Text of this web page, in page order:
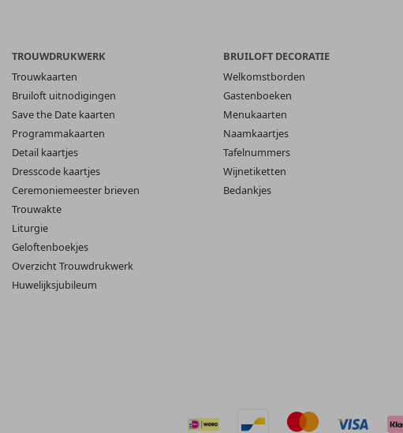
TROUWDRUKWERK
Trouwkaarten
Bruiloft uitnodigingen
Save the Date kaarten
Programmakaarten
Detail kaartjes
Dresscode kaartjes
Ceremoniemeester brieven
Trouwakte
Liturgie
Geloftenboekjes
Overzicht Trouwdrukwerk
Huwelijksjubileum
BRUILOFT DECORATIE
Welkomstborden
Gastenboeken
Menukaarten
Naamkaartjes
Tafelnummers
Wijnetiketten
Bedankjes